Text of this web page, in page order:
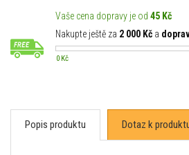
Vaše cena dopravy je od 45 Kč
Nakupte ještě za 2 000 Kč a
0 Kč
Popis produktu Dotaz k